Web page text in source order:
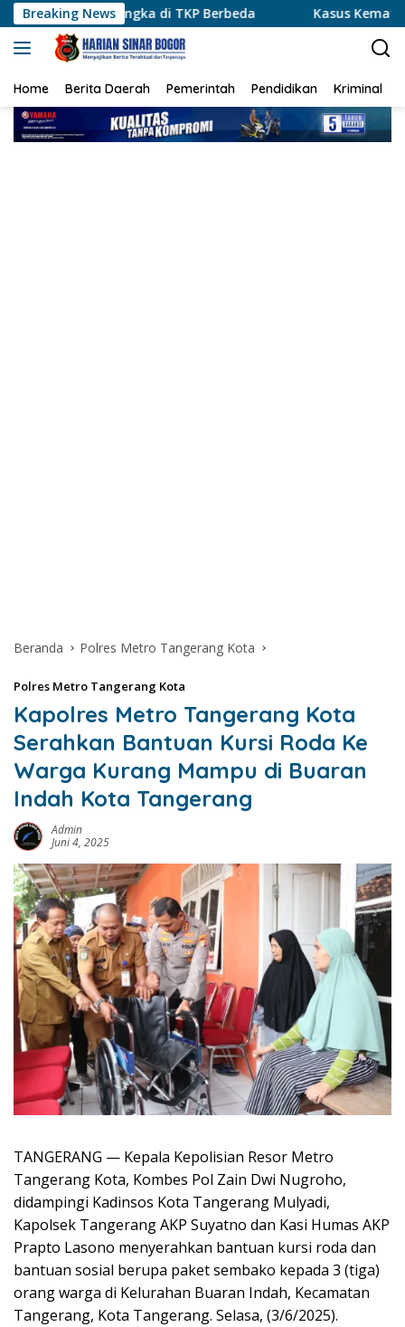
Langsung
ke
konten
Breaking News
di TKP Berbeda Kasus Kematian S Naik ke
Home Berita Daerah Pemerintah Pendidikan Kriminal
Beranda Polres Metro Tangerang Kota
Polres Metro Tangerang Kota
Kapolres Metro Tangerang Kota
Serahkan Bantuan Kursi Roda Ke
Warga Kurang Mampu di Buaran
Indah Kota Tangerang
Admin
Juni 4, 2025
TANGERANG — Kepala Kepolisian Resor Metro
Tangerang Kota, Kombes Pol Zain Dwi Nugroho,
didampingi Kadinsos Kota Tangerang Mulyadi,
Kapolsek Tangerang AKP Suyatno dan Kasi Humas AKP
Prapto Lasono menyerahkan bantuan kursi roda dan
bantuan sosial berupa paket sembako kepada 3 (tiga)
orang warga di Kelurahan Buaran Indah, Kecamatan
Tangerang, Kota Tangerang. Selasa, (3/6/2025).